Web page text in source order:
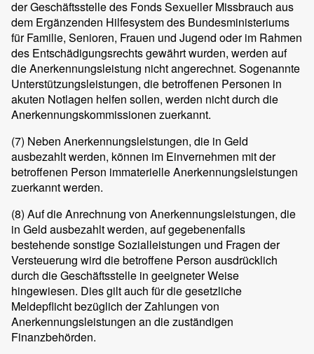
der Geschäftsstelle des Fonds Sexueller Missbrauch aus
dem Ergänzenden Hilfesystem des Bundesministeriums
für Familie, Senioren, Frauen und Jugend oder im Rahmen
des Entschädigungsrechts gewährt wurden, werden auf
die Anerkennungsleistung nicht angerechnet. Sogenannte
Unterstützungsleistungen, die betroffenen Personen in
akuten Notlagen helfen sollen, werden nicht durch die
Anerkennungskommissionen zuerkannt.
(7) Neben Anerkennungsleistungen, die in Geld
ausbezahlt werden, können im Einvernehmen mit der
betroffenen Person immaterielle Anerkennungsleistungen
zuerkannt werden.
(8) Auf die Anrechnung von Anerkennungsleistungen, die
in Geld ausbezahlt werden, auf gegebenenfalls
bestehende sonstige Sozialleistungen und Fragen der
Versteuerung wird die betroffene Person ausdrücklich
durch die Geschäftsstelle in geeigneter Weise
hingewiesen. Dies gilt auch für die gesetzliche
Meldepflicht bezüglich der Zahlungen von
Anerkennungsleistungen an die zuständigen
Finanzbehörden.